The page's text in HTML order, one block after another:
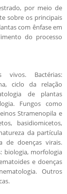
por meio de
sobre os principais
com ênfase em
do processo
vivos. Bactérias:
ciclo da relação
de plantas
Fungos como
Stramenopila e
basidiomicetos,
da partícula
de doenças virais.
biologia, morfologia
e doenças
Outros